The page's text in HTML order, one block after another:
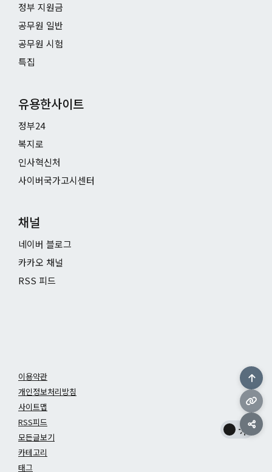
정부 지원금
공무원 일반
공무원 시험
특집
유용한사이트
정부24
복지로
인사혁신처
사이버국가고시센터
채널
네이버 블로그
카카오 채널
RSS 피드
이용약관
개인정보처리방침
사이트맵
RSS피드
모든글보기
카테고리
태그